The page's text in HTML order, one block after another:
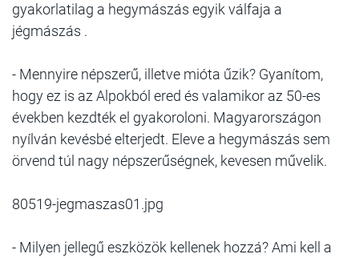
gyakorlatilag a hegymászás egyik válfaja a
jégmászás .
- Mennyire népszerű, illetve mióta űzik? Gyanítom,
hogy ez is az Alpokból ered és valamikor az 50-es
években kezdték el gyakoroloni. Magyarországon
nyílván kevésbé elterjedt. Eleve a hegymászás sem
örvend túl nagy népszerűségnek, kevesen művelik.
80519-jegmaszas01.jpg
- Milyen jellegű eszközök kellenek hozzá? Ami kell a